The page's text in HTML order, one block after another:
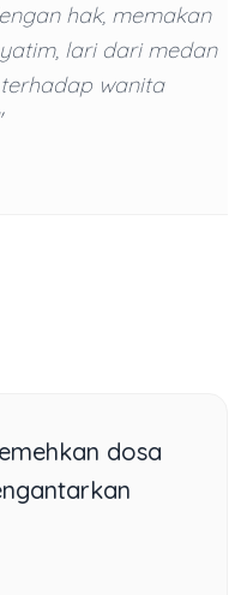
hak, memakan
lari dari medan
wanita
dosa